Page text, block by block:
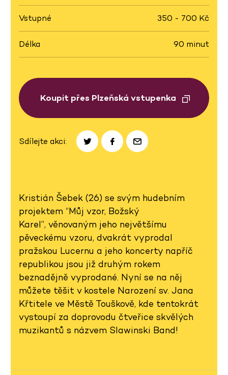
Vstupné 350 - 700 Kč
Délka 90 minut
Koupit přes Plzeňská vstupenka
Sdílejte akci:
Kristián Šebek (26) se svým hudebním
projektem “Můj vzor, Božský
Karel”, věnovaným jeho největšímu
pěveckému vzoru, dvakrát vyprodal
pražskou Lucernu a jeho koncerty napříč
republikou jsou již druhým rokem
beznadějně vyprodané. Nyní se na něj
můžete těšit v kostele Narození sv. Jana
Křtitele ve Městě Touškově, kde tentokrát
vystoupí za doprovodu čtveřice skvělých
muzikantů s názvem Slawinski Band!